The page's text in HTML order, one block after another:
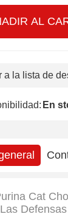
AL
a la lista de
En
Cat